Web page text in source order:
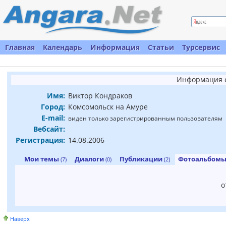
Главная Календарь Информация Статьи Турсервис
Информация
Имя: Виктор Кондраков
Город: Комсомольск на Амуре
E-mail: виден только зарегистрированным пользователям
Вебсайт:
Регистрация: 14.08.2006
Мои темы (7) Диалоги (0) Публикации (2)
Наверх